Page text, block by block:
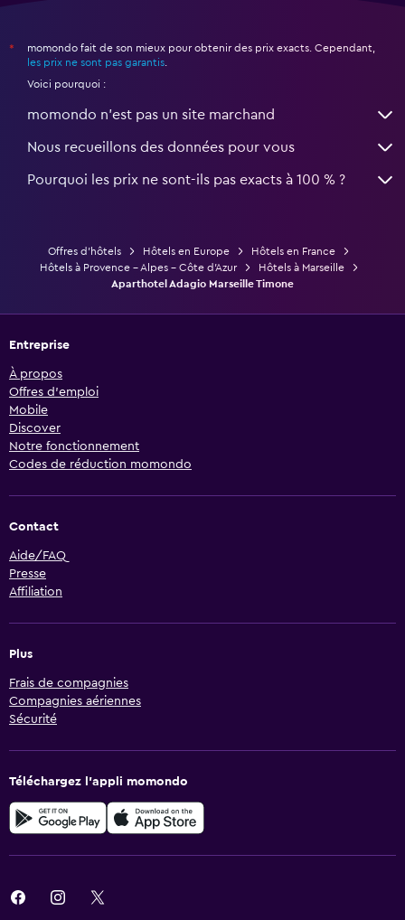
*
momondo fait de son mieux pour obtenir des prix exacts. Cependant,
les prix ne sont pas garantis
Voici pourquoi :
momondo n'est pas un site marchand
Nous recueillons des données pour vous
Pourquoi les prix ne sont-ils pas exacts à 100 % ?
Offres d’hôtels Hôtels en Europe
Hôtels en France
Hôtels à Provence - Alpes - Côte d'Azur
Hôtels à Marseille
Aparthotel Adagio Marseille Timone
Entreprise
À propos
Offres d’emploi
Mobile
Discover
Notre fonctionnement
Codes de réduction momondo
Contact
Aide/FAQ
Presse
Affiliation
Plus
Frais de compagnies
Compagnies aériennes
Sécurité
Téléchargez l’appli momondo